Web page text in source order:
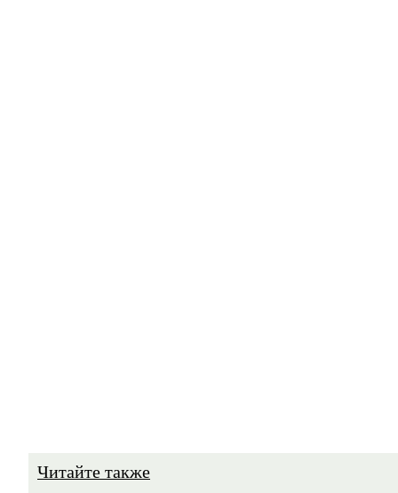
Читайте также